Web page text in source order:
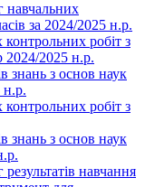
навчальних
за 2024/2025 н.р.
контрольних робіт з
2024/2025 н.р.
знань з основ наук
н.р.
контрольних робіт з
знань з основ наук
навчання